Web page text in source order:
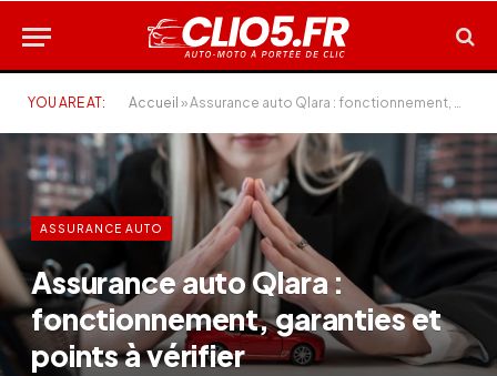
YOU ARE AT: Accueil »Assurance auto Qlara : fonctionnement, garanties et points à vérifier
ASSURANCE AUTO
Assurance auto Qlara :
fonctionnement, garanties et
points à vérifier